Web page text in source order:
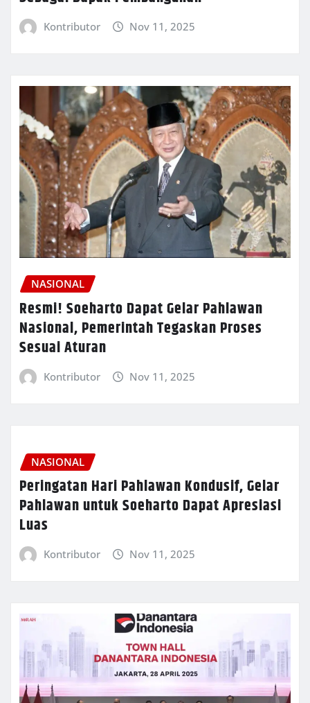
Kontributor Nov 11, 2025
NASIONAL
Resmi! Soeharto Dapat Gelar Pahlawan
Nasional, Pemerintah Tegaskan Proses
Sesuai Aturan
Kontributor Nov 11, 2025
NASIONAL
Peringatan Hari Pahlawan Kondusif, Gelar
Pahlawan untuk Soeharto Dapat Apresiasi
Luas
Kontributor Nov 11, 2025